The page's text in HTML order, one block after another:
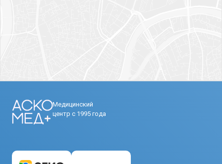
Медицинский
центр с 1995 года